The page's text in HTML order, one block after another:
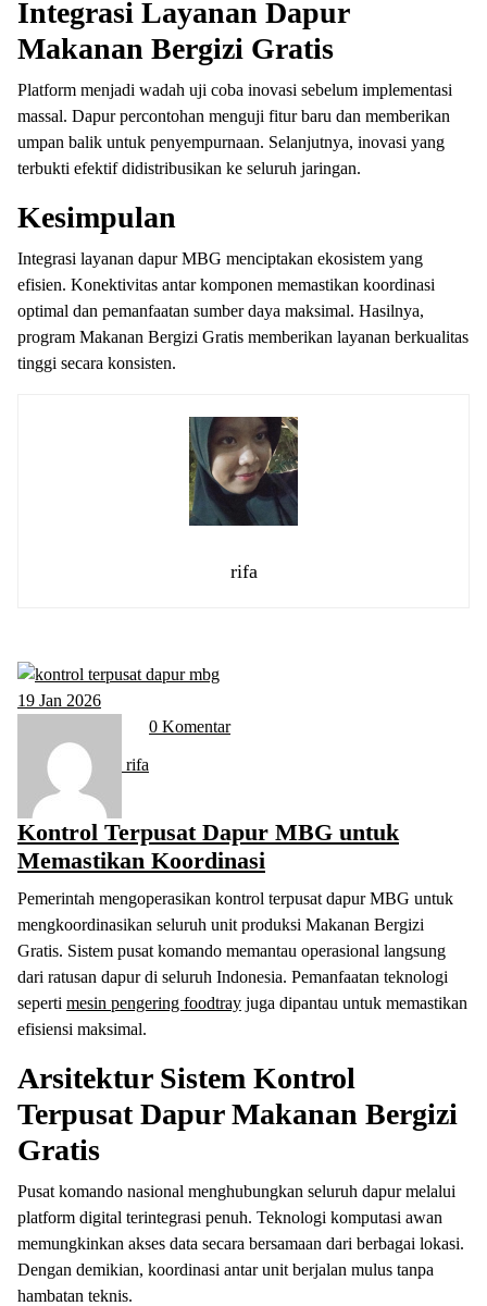
Integrasi Layanan Dapur
Makanan Bergizi Gratis
Platform menjadi wadah uji coba inovasi sebelum implementasi
massal. Dapur percontohan menguji fitur baru dan memberikan
umpan balik untuk penyempurnaan. Selanjutnya, inovasi yang
terbukti efektif didistribusikan ke seluruh jaringan.
Kesimpulan
Integrasi layanan dapur MBG menciptakan ekosistem yang
efisien. Konektivitas antar komponen memastikan koordinasi
optimal dan pemanfaatan sumber daya maksimal. Hasilnya,
program Makanan Bergizi Gratis memberikan layanan berkualitas
tinggi secara konsisten.
rifa
19 Jan 2026
rifa
0 Komentar
Kontrol Terpusat Dapur MBG untuk
Memastikan Koordinasi
Pemerintah mengoperasikan kontrol terpusat dapur MBG untuk
mengkoordinasikan seluruh unit produksi Makanan Bergizi
Gratis. Sistem pusat komando memantau operasional langsung
dari ratusan dapur di seluruh Indonesia. Pemanfaatan teknologi
seperti mesin pengering foodtray juga dipantau untuk memastikan
efisiensi maksimal.
Arsitektur Sistem Kontrol
Terpusat Dapur Makanan Bergizi
Gratis
Pusat komando nasional menghubungkan seluruh dapur melalui
platform digital terintegrasi penuh. Teknologi komputasi awan
memungkinkan akses data secara bersamaan dari berbagai lokasi.
Dengan demikian, koordinasi antar unit berjalan mulus tanpa
hambatan teknis.